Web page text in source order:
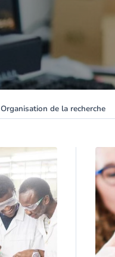
Organisation de la recherche